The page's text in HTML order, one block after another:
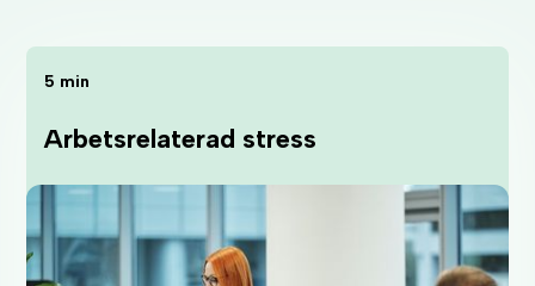
5 min
Arbetsrelaterad stress